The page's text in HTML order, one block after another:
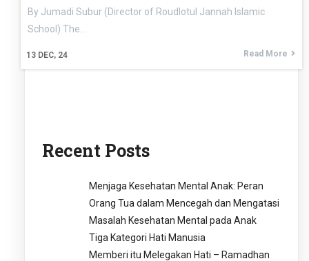
13 DEC, 24
By Jumadi Subur (Director of Roudlotul Jannah Islamic
School) The…
Read More
Recent Posts
Menjaga Kesehatan Mental Anak: Peran
Orang Tua dalam Mencegah dan Mengatasi
Masalah Kesehatan Mental pada Anak
Tiga Kategori Hati Manusia
Memberi itu Melegakan Hati – Ramadhan